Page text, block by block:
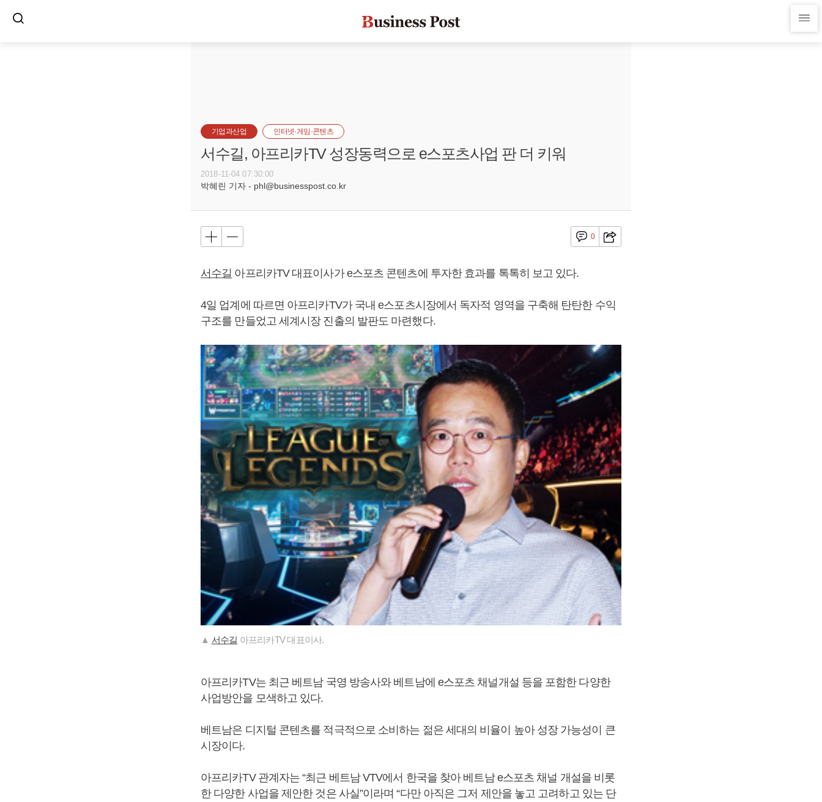
기업과산업 인터넷·게임·콘텐츠
서수길, 아프리카TV 성장동력으로 e스포츠사업 판 더 키워
2018-11-04 07:30:00
박혜린 기자 - phl@businesspost.co.kr
0
서수길 아프리카TV 대표이사가 e스포츠 콘텐츠에 투자한 효과를 톡톡히 보고 있다.
4일 업계에 따르면 아프리카TV가 국내 e스포츠시장에서 독자적 영역을 구축해 탄탄한 수익
구조를 만들었고 세계시장 진출의 발판도 마련했다.
▲ 서수길 아프리카TV 대표이사.
아프리카TV는 최근 베트남 국영 방송사와 베트남에 e스포츠 채널개설 등을 포함한 다양한
사업방안을 모색하고 있다.
베트남은 디지털 콘텐츠를 적극적으로 소비하는 젊은 세대의 비율이 높아 성장 가능성이 큰
시장이다.
아프리카TV 관계자는 “최근 베트남 VTV에서 한국을 찾아 베트남 e스포츠 채널 개설을 비롯
한 다양한 사업을 제안한 것은 사실”이라며 “다만 아직은 그저 제안을 놓고 고려하고 있는 단